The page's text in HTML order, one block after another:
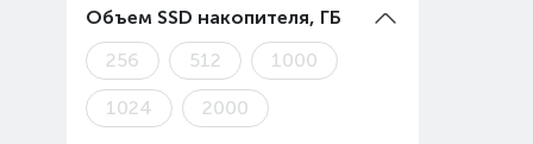
Объем SSD накопителя, ГБ
256
512 1000
1024 2000